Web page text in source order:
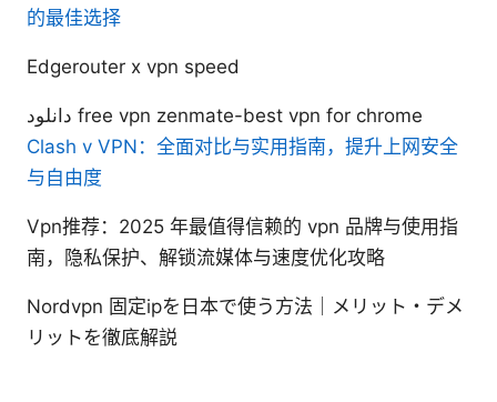
的最佳选择
Edgerouter x vpn speed
دانلود free vpn zenmate-best vpn for chrome
Clash v VPN：全面对比与实用指南，提升上网安全
与自由度
Vpn推荐：2025 年最值得信赖的 vpn 品牌与使用指
南，隐私保护、解锁流媒体与速度优化攻略
Nordvpn 固定ipを日本で使う方法｜メリット・デメ
リットを徹底解説